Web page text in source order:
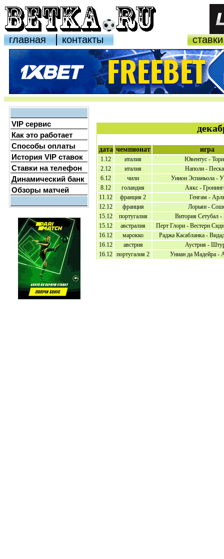
главная контакты ставки
дата чемпионат игра
1.12 италия
Ювентус -
2.12
италия
Наполи -
6.12
чили
Унион Эспаньола -
8.12
голандия
Аякс -
11.12
франция 2
Генгам -
12.12
франция
Лорьян -
15.12
португалия
Витория Сетубал -
15.12
австралия
Перт Глори - Вестерн
16.12
марокко
Раджа Касабланка -
16.12
австрия
Аустрия -
16.12 португалия 2 Униан да Мадейра -
VIP сервис
Как это работает
Способы оплаты
История VIP ставок
Ставки на телефон
Динамический банк
Обзоры матчей